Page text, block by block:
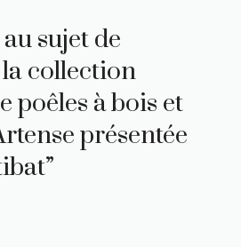
sujet de
collection
poêles à bois et
présentée